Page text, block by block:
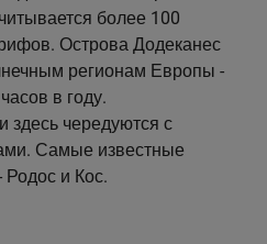
более 100
Острова Додеканес
регионам Европы -
в году.
здесь чередуются с
Самые известные
Родос и Кос.